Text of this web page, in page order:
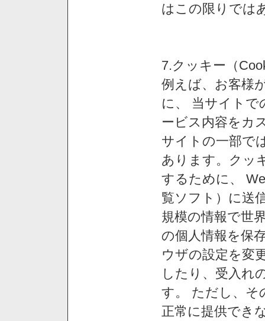
はこの限りでは
7.クッキー（
例えば、お客様
に、 当サイトで
ービス内容をカ
サイトの一部で
あります。クッ
するために、
覧ソフト）に送
規模の情報で世
の個人情報を保
ウザの設定を変
したり、受入れ
す。 ただし、そ
正常に提供でき